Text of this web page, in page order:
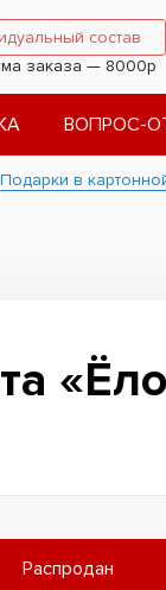
состав
заказа — 8000р
ВОПРОС-
Подарки в
Распродан